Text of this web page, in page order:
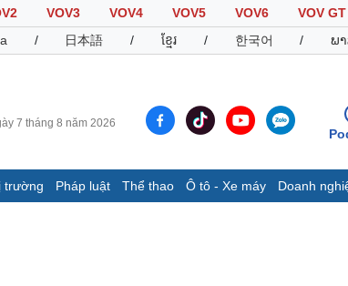
VOV3 VOV4 VOV5 VOV6
VOV GT
/ 日本語 / ខ្មែរ / 한국어 / ພ
7 tháng 8 năm 2026
trường Pháp luật Thể thao Ô tô - Xe máy Doanh